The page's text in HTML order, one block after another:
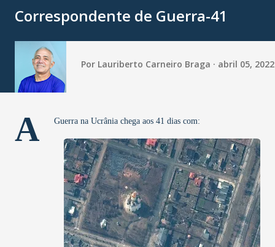
Correspondente de Guerra-41
Por Lauriberto Carneiro Braga abril 05, 2022
A Guerra na Ucrânia chega aos 41 dias com: